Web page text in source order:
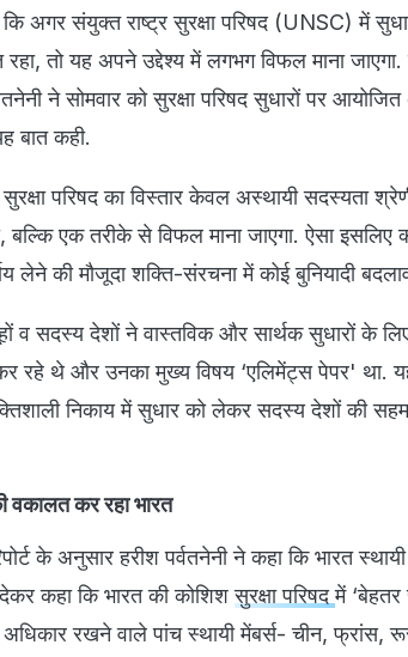
कि अगर संयुक्त राष्ट्र सुरक्षा परिषद (UNSC) में
रहा, तो यह अपने उद्देश्य में लगभग विफल माना
ने सोमवार को सुरक्षा परिषद सुधारों पर
बात कही.
परिषद का विस्तार केवल अस्थायी सदस्यता
बल्कि एक तरीके से विफल माना जाएगा. ऐसा
लेने की मौजूदा शक्ति-संरचना में कोई बुनियादी
व सदस्य देशों ने वास्तविक और सार्थक सुधारों के
रहे थे और उनका मुख्य विषय ‘एलिमेंट्स पेपर' था.
निकाय में सुधार को लेकर सदस्य देशों की
कर रहा भारत
के अनुसार हरीश पर्वतनेनी ने कहा कि भारत
देकर कहा कि भारत की कोशिशसुरक्षा परिषदमें
रखने वाले पांच स्थायी मेंबर्स- चीन, फ्रांस,